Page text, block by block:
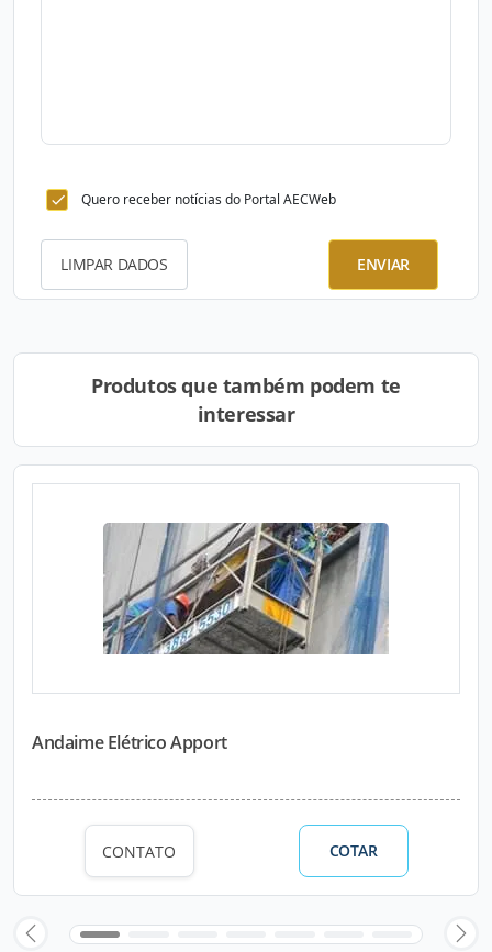
Quero receber notícias do Portal AECWeb
LIMPAR DADOS ENVIAR
Produtos que também podem te
interessar
Andaime Elétrico Apport
CONTATO COTAR